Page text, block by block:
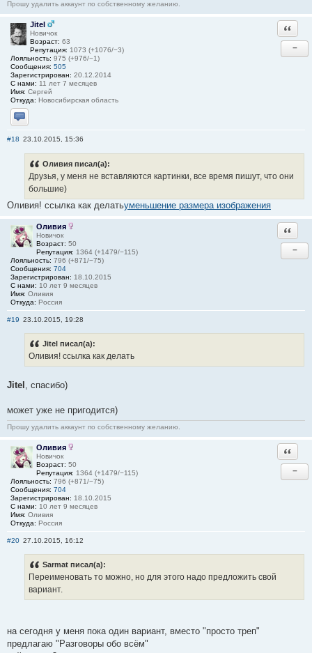
Прошу удалить аккаунт по собственному желанию.
Jitel
Новичок
Возраст: 63
Репутация: 1073 (+1076/−3)
Лояльность: 975 (+976/−1)
Сообщения: 505
Зарегистрирован: 20.12.2014
С нами: 11 лет 7 месяцев
Имя: Сергей
Откуда: Новосибирская область
Отправить личное сообщение
−
#18 23.10.2015, 15:36
Оливия писал(а):
Друзья, у меня не вставляются картинки, все время пишут, что они
большие)
Оливия! ссылка как делатьуменьшение размера изображения
Оливия
Новичок
Возраст: 50
Репутация: 1364 (+1479/−115)
Лояльность: 796 (+871/−75)
Сообщения: 704
Зарегистрирован: 18.10.2015
С нами: 10 лет 9 месяцев
Имя: Оливия
Откуда: Россия
−
#19 23.10.2015, 19:28
Jitel писал(а):
Оливия! ссылка как делать
Jitel , спасибо)
может уже не пригодится)
Прошу удалить аккаунт по собственному желанию.
Оливия
Новичок
Возраст: 50
Репутация: 1364 (+1479/−115)
Лояльность: 796 (+871/−75)
Сообщения: 704
Зарегистрирован: 18.10.2015
С нами: 10 лет 9 месяцев
Имя: Оливия
Откуда: Россия
−
#20 27.10.2015, 16:12
Sarmat писал(а):
Переименовать то можно, но для этого надо предложить свой
вариант.
на сегодня у меня пока один вариант, вместо "просто треп"
предлагаю "Разговоры обо всём"